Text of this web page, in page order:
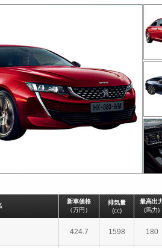
新車価格
（万円）
排気量
(cc)
最高出
(馬力)
424.7 1598 180